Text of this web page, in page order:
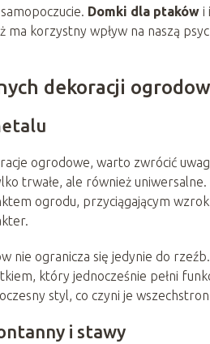
Domki dla ptaków i
korzystny wpływ na naszą
dekoracji
ogrodowe, warto zwrócić
trwałe, ale również uniwersalne.
ogrodu, przyciągającym
nie ogranicza się jedynie do rzeźb.
który jednocześnie pełni
styl, co czyni je
i stawy